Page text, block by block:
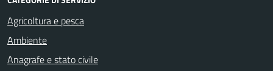
Agricoltura e pesca
Ambiente
Anagrafe e stato civile